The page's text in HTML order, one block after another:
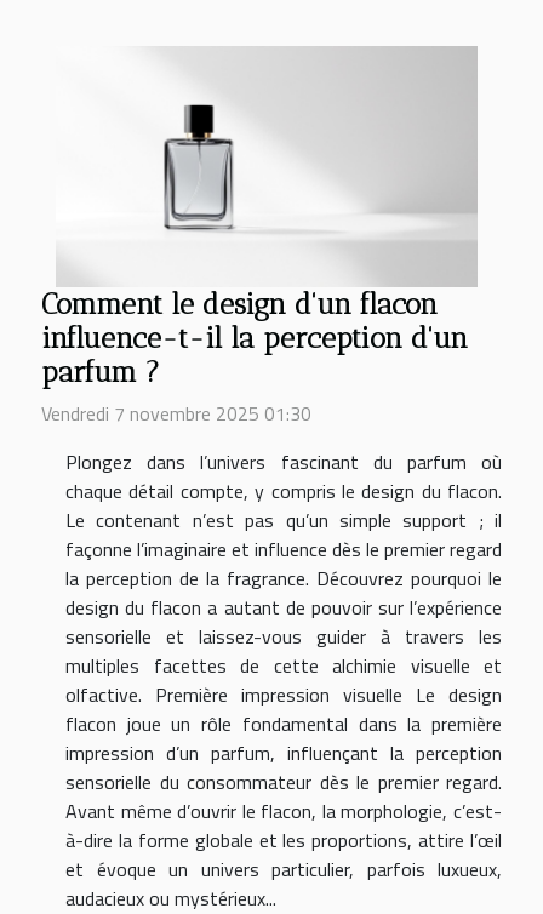
Comment le design d'un flacon
influence-t-il la perception d'un
parfum ?
Vendredi 7 novembre 2025 01:30
Plongez dans l’univers fascinant du parfum où
chaque détail compte, y compris le design du flacon.
Le contenant n’est pas qu’un simple support ; il
façonne l’imaginaire et influence dès le premier regard
la perception de la fragrance. Découvrez pourquoi le
design du flacon a autant de pouvoir sur l’expérience
sensorielle et laissez-vous guider à travers les
multiples facettes de cette alchimie visuelle et
olfactive. Première impression visuelle Le design
flacon joue un rôle fondamental dans la première
impression d’un parfum, influençant la perception
sensorielle du consommateur dès le premier regard.
Avant même d’ouvrir le flacon, la morphologie, c’est-
à-dire la forme globale et les proportions, attire l’œil
et évoque un univers particulier, parfois luxueux,
audacieux ou mystérieux...